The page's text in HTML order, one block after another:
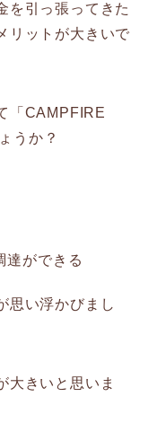
を引っ張ってきた
リットが大きいで
「CAMPFIRE
うか？
達ができる
思い浮かびまし
大きいと思いま